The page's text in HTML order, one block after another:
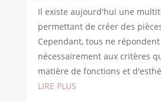
Il existe aujourd'hui une
permettant de créer des
Cependant, tous ne
nécessairement aux critères
matière de fonctions et
LIRE PLUS